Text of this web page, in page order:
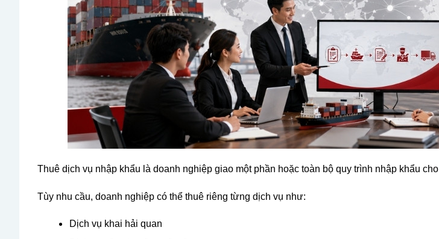
Thuê dịch vụ nhập khẩu là doanh nghiệp giao một phần hoặc toàn bộ quy trình nhập khẩu cho
Tùy nhu cầu, doanh nghiệp có thể thuê riêng từng dịch vụ như:
Dịch vụ khai hải quan